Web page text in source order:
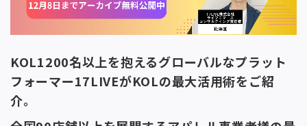
KOL1200名以上を抱えるグローバルなプラット
フォーマー17LIVEがKOLの最大活用術をご紹
介。